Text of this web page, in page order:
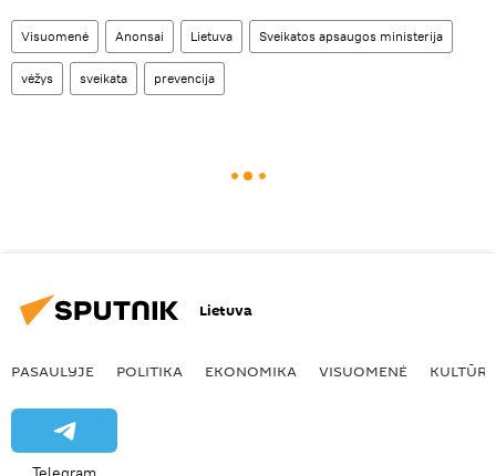
Visuomenė Anonsai Lietuva Sveikatos apsaugos ministerija
vėžys sveikata prevencija
Lietuva
PASAULYJE POLITIKA EKONOMIKA VISUOMENĖ KULTŪRA